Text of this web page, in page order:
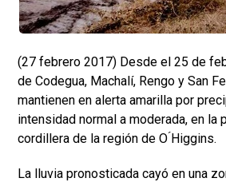
(27 febrero 2017) Desde el 25 de
de Codegua, Machalí, Rengo y San
mantienen en alerta amarilla por
intensidad normal a moderada, en la
cordillera de la región de O ́Higgins.
La lluvia pronosticada cayó en una